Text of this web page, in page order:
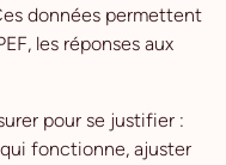
données permettent
les réponses aux
pour se justifier :
fonctionne, ajuster